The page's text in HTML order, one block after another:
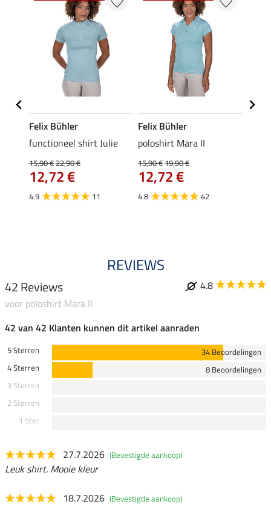
Felix Bühler
functioneel shirt Julie
15,90 €22,90 €
12,72 €
4.9 11
Felix Bühler
poloshirt Mara II
15,90 €19,90 €
12,72 €
4.8 42
REVIEWS
42 Reviews
4.8
voor poloshirt Mara II
42 van 42 Klanten kunnen dit artikel aanraden
5 Sterren
34 Beoordelingen
4 Sterren
8 Beoordelingen
3 Sterren
2 Sterren
1 Ster
27.7.2026 (Bevestigde aankoop)
Leuk shirt. Mooie kleur
18.7.2026 (Bevestigde aankoop)